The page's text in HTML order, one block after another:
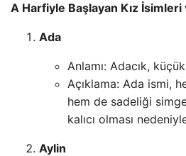
A Harfiyle Başlayan Kız İsimleri
Ada
Anlamı: Adacık,
Açıklama: Ada ismi,
hem de sadeliği
kalıcı olması
Aylin